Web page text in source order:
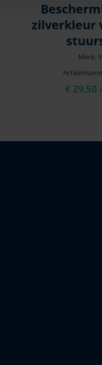
zilverkleur
Merk:
€ 29,50